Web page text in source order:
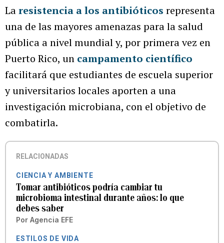
Laresistencia a los antibióticos representa
una de las mayores amenazas para la salud
pública a nivel mundial y, por primera vez en
Puerto Rico, un campamento científico
facilitará que estudiantes de escuela superior
y universitarios locales aporten a una
investigación microbiana, con el objetivo de
combatirla.
RELACIONADAS
CIENCIA Y AMBIENTE
Tomar antibióticos podría cambiar tu
microbioma intestinal durante años: lo que
debes saber
Por Agencia EFE
ESTILOS DE VIDA